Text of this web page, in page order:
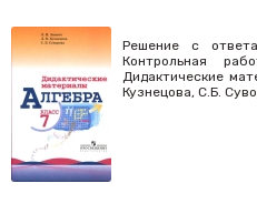
Решение с
Контрольная
Дидактические
Кузнецова, С.Б.